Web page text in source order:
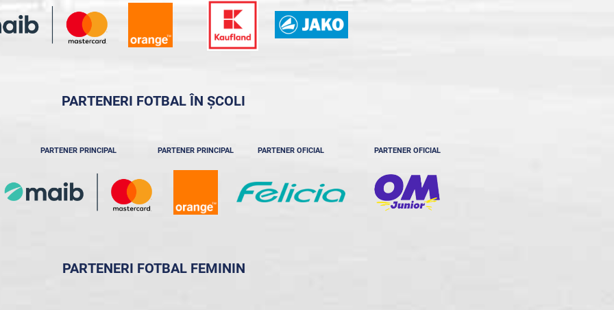
PARTENERI FOTBAL ÎN ȘCOLI
PARTENER PRINCIPAL PARTENER PRINCIPAL PARTENER OFICIAL PARTENER OFICIAL
PARTENERI FOTBAL FEMININ